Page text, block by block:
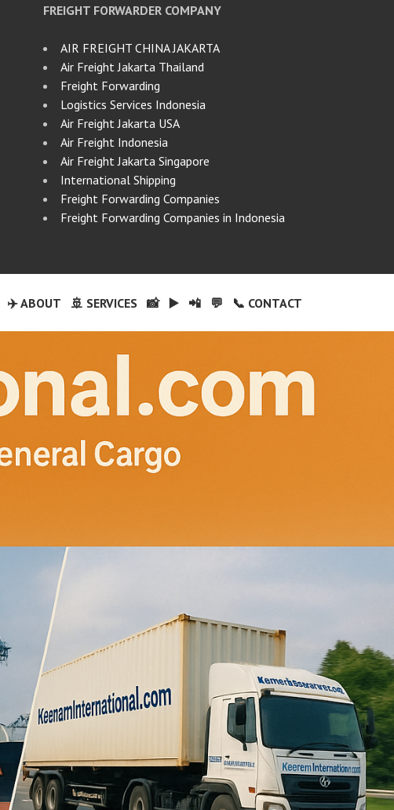
FREIGHT FORWARDER COMPANY
AIR FREIGHT CHINA JAKARTA
Air Freight Jakarta Thailand
Freight Forwarding
Logistics Services Indonesia
Air Freight Jakarta USA
Air Freight Indonesia
Air Freight Jakarta Singapore
International Shipping
Freight Forwarding Companies
Freight Forwarding Companies in Indonesia
✈️ ABOUT 🚢 SERVICES 📸 ▶️ 📲 💬 📞 CONTACT